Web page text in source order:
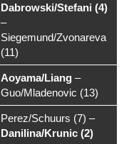
Dabrowski/Stefani (4)
–
Siegemund/Zvonareva
(11)
Aoyama/Liang –
Guo/Mladenovic (13)
Perez/Schuurs (7) –
Danilina/Krunic (2)